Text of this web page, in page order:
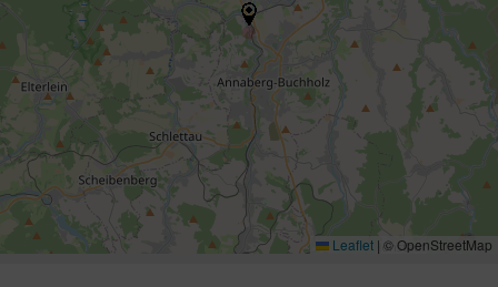
Leaflet | © OpenStreetMap